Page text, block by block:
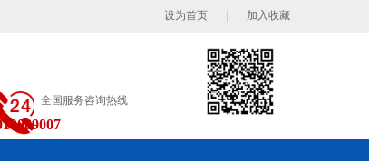
设为首页 加入收藏
全国服务咨询热线